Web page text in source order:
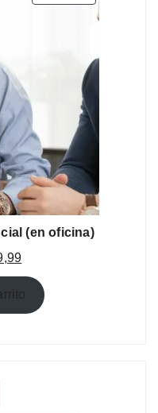
EN
(en oficina)
El
precio
actual
es: